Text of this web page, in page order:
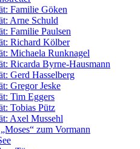
Familie Göken
Arne Schuld
Familie Paulsen
Richard Kölber
Michaela Runknagel
Ricarda Byrne-Hausmann
Gerd Hasselberg
Gregor Jeske
Tim Eggers
Tobias Pütz
Axel Mussehl
zum Vormann